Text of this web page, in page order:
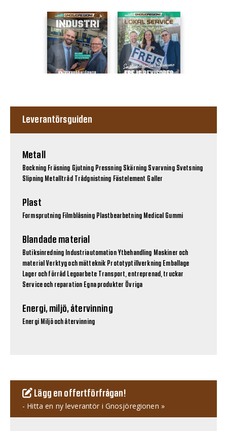
Leverantörsguiden
Metall
Bockning Fräsning Gjutning Pressning Skärning Svarvning Svetsning
Slipning Metalltråd Trådgnistning Fästelement Galler
Plast
Formsprutning Filmblåsning Plastbearbetning Medical Gummi
Blandade material
Butiksinredning Industriautomation Ytbehandling Maskiner och
material Verktyg och mätteknik Prototyptillverkning Emballage
Lager och förråd Legoarbete
Transport, entreprenad, truckar
Service och reparation Egna produkter Övriga
Energi, miljö, återvinning
Energi Miljö och återvinning
Lägg en offertförfrågan!
- Hitta en ny leverantör i Gnosjöregionen »